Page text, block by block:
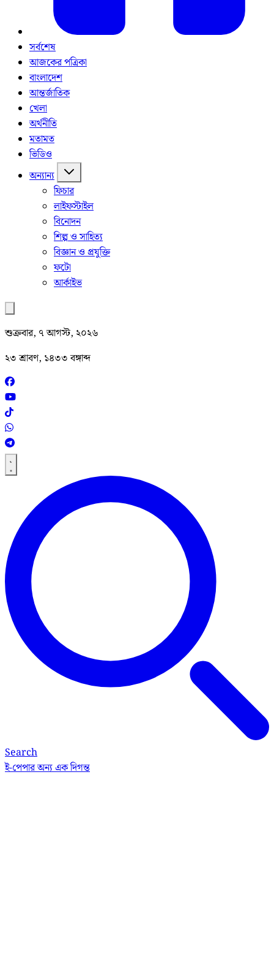
সর্বশেষ
আজকের পত্রিকা
বাংলাদেশ
আন্তর্জাতিক
খেলা
অর্থনীতি
মতামত
ভিডিও
অন্যান্য
ফিচার
লাইফস্টাইল
বিনোদন
শিল্প ও সাহিত্য
বিজ্ঞান ও প্রযুক্তি
ফটো
আর্কাইভ
শুক্রবার, ৭ আগস্ট, ২০২৬
২৩ শ্রাবণ, ১৪৩৩ বঙ্গাব্দ
Search
ই-পেপারঅন্য এক দিগন্ত